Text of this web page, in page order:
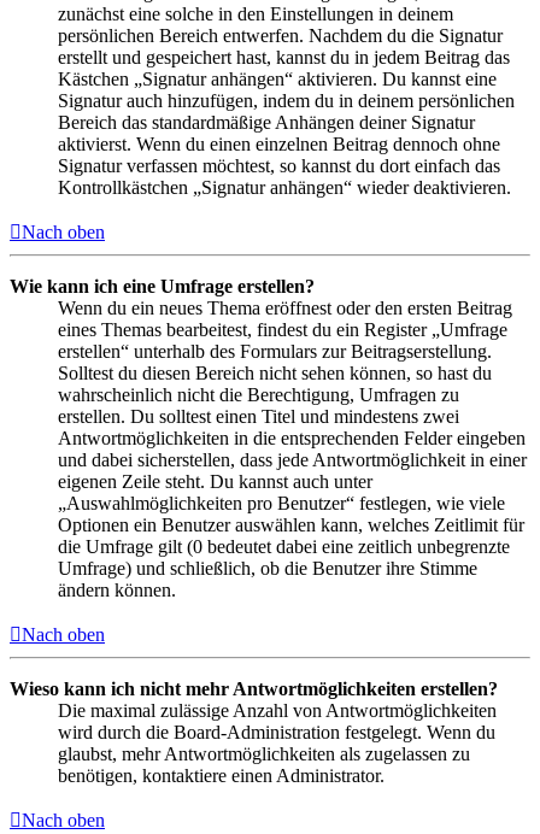
zunächst eine solche in den Einstellungen in deinem
persönlichen Bereich entwerfen. Nachdem du die Signatur
erstellt und gespeichert hast, kannst du in jedem Beitrag das
Kästchen „Signatur anhängen“ aktivieren. Du kannst eine
Signatur auch hinzufügen, indem du in deinem persönlichen
Bereich das standardmäßige Anhängen deiner Signatur
aktivierst. Wenn du einen einzelnen Beitrag dennoch ohne
Signatur verfassen möchtest, so kannst du dort einfach das
Kontrollkästchen „Signatur anhängen“ wieder deaktivieren.
Nach oben
Wie kann ich eine Umfrage erstellen?
Wenn du ein neues Thema eröffnest oder den ersten Beitrag
eines Themas bearbeitest, findest du ein Register „Umfrage
erstellen“ unterhalb des Formulars zur Beitragserstellung.
Solltest du diesen Bereich nicht sehen können, so hast du
wahrscheinlich nicht die Berechtigung, Umfragen zu
erstellen. Du solltest einen Titel und mindestens zwei
Antwortmöglichkeiten in die entsprechenden Felder eingeben
und dabei sicherstellen, dass jede Antwortmöglichkeit in einer
eigenen Zeile steht. Du kannst auch unter
„Auswahlmöglichkeiten pro Benutzer“ festlegen, wie viele
Optionen ein Benutzer auswählen kann, welches Zeitlimit für
die Umfrage gilt (0 bedeutet dabei eine zeitlich unbegrenzte
Umfrage) und schließlich, ob die Benutzer ihre Stimme
ändern können.
Nach oben
Wieso kann ich nicht mehr Antwortmöglichkeiten erstellen?
Die maximal zulässige Anzahl von Antwortmöglichkeiten
wird durch die Board-Administration festgelegt. Wenn du
glaubst, mehr Antwortmöglichkeiten als zugelassen zu
benötigen, kontaktiere einen Administrator.
Nach oben